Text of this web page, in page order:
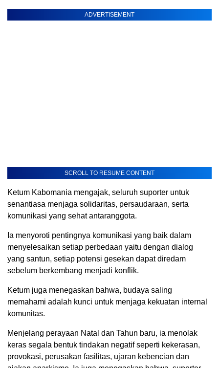
ADVERTISEMENT
SCROLL TO RESUME CONTENT
Ketum Kabomania mengajak, seluruh suporter untuk
senantiasa menjaga solidaritas, persaudaraan, serta
komunikasi yang sehat antaranggota.
Ia menyoroti pentingnya komunikasi yang baik dalam
menyelesaikan setiap perbedaan yaitu dengan dialog
yang santun, setiap potensi gesekan dapat diredam
sebelum berkembang menjadi konflik.
Ketum juga menegaskan bahwa, budaya saling
memahami adalah kunci untuk menjaga kekuatan internal
komunitas.
Menjelang perayaan Natal dan Tahun baru, ia menolak
keras segala bentuk tindakan negatif seperti kekerasan,
provokasi, perusakan fasilitas, ujaran kebencian dan